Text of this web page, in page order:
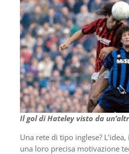
Il gol di Hateley visto da
Una rete di tipo inglese?
una loro precisa motivazione